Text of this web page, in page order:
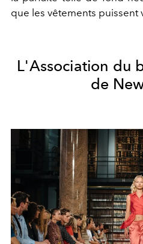
que les vêtements puissent
L'Association du
de